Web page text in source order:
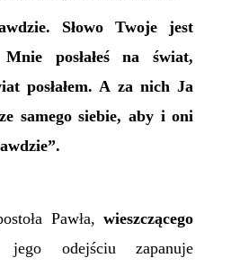
Słowo Twoje jest
posłałeś na świat,
posłałem. A za nich Ja
samego siebie, aby i oni
Pawła,wieszczącego
odejściu zapanuje